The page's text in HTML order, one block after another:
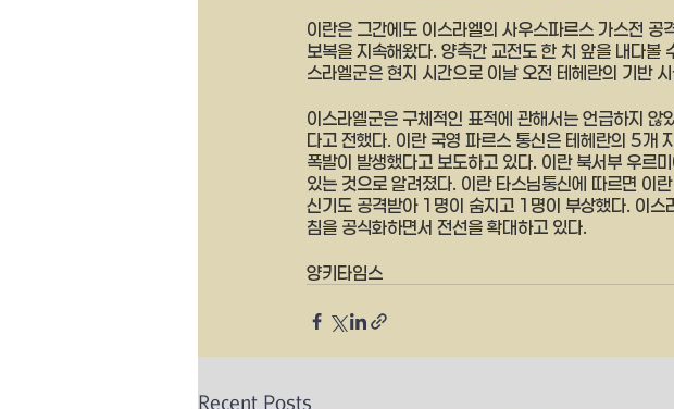
이란은 그간에도 이스라엘의 사우스파르스 가스전
보복을 지속해왔다. 양측간 교전도 한 치 앞을 내다볼
스라엘군은 현지 시간으로 이날 오전 테헤란의 기반
이스라엘군은 구체적인 표적에 관해서는 언급하지
다고 전했다. 이란 국영 파르스 통신은 테헤란의 5개
폭발이 발생했다고 보도하고 있다. 이란 북서부 우르
있는 것으로 알려졌다. 이란 타스님통신에 따르면 이
신기도 공격받아 1명이 숨지고 1명이 부상했다. 이스
침을 공식화하면서 전선을 확대하고 있다.
양키타임스
Recent Posts